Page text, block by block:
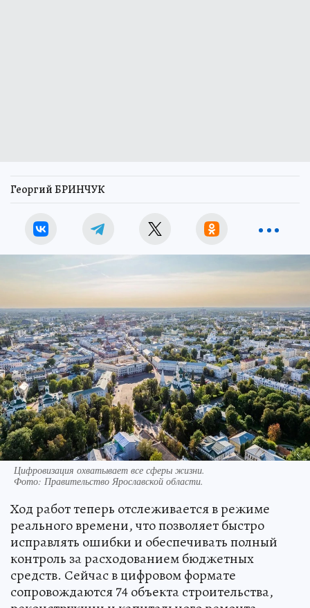
Георгий БРИНЧУК
Цифровизация охватывает все сферы жизни.
Фото: Правительство Ярославской области.
Ход работ теперь отслеживается в режиме
реального времени, что позволяет быстро
исправлять ошибки и обеспечивать полный
контроль за расходованием бюджетных
средств. Сейчас в цифровом формате
сопровождаются 74 объекта строительства,